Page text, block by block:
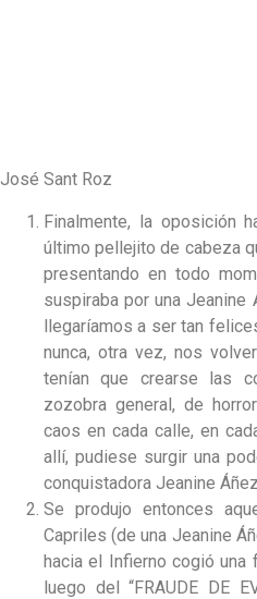
José Sant Roz
Finalmente, la oposición
último pellejito de cabeza
presentando en todo
suspiraba por una Jeanine
llegaríamos a ser tan
nunca, otra vez, nos
tenían que crearse las
zozobra general, de
caos en cada calle, en
allí, pudiese surgir una
conquistadora Jeanine Áñez
Se produjo entonces
Capriles (de una Jeanine
hacia el Infierno cogió una
luego del “FRAUDE DE